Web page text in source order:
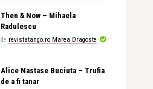
Then & Now – Mihaela
Radulescu
de revistatango.ro Marea Dragoste
Alice Nastase Buciuta – Trufia
de a fi tanar